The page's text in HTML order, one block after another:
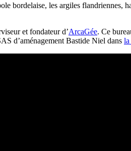
bordelaise, les argiles flandriennes,
et fondateur d’ArcaGée. Ce
d’aménagement Bastide Niel dans la